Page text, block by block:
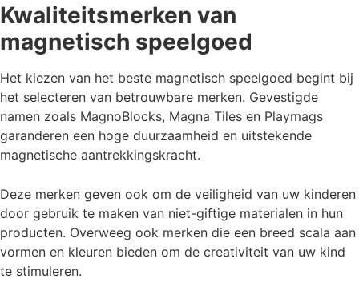
Kwaliteitsmerken van
magnetisch speelgoed
Het kiezen van het beste magnetisch speelgoed begint bij
het selecteren van betrouwbare merken. Gevestigde
namen zoals MagnoBlocks, Magna Tiles en Playmags
garanderen een hoge duurzaamheid en uitstekende
magnetische aantrekkingskracht.
Deze merken geven ook om de veiligheid van uw kinderen
door gebruik te maken van niet-giftige materialen in hun
producten. Overweeg ook merken die een breed scala aan
vormen en kleuren bieden om de creativiteit van uw kind
te stimuleren.